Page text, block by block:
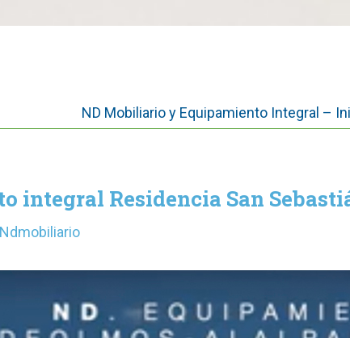
ND Mobiliario y Equipamiento Integral –
integral Residencia San
Ndmobiliario